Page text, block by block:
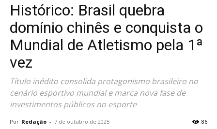
Histórico: Brasil quebra
domínio chinês e conquista o
Mundial de Atletismo pela 1ª
vez
Título inédito consolida protagonismo brasileiro no
cenário esportivo mundial e marca nova fase de
investimentos públicos no esporte
Por Redação - 7 de outubro de 2025 86